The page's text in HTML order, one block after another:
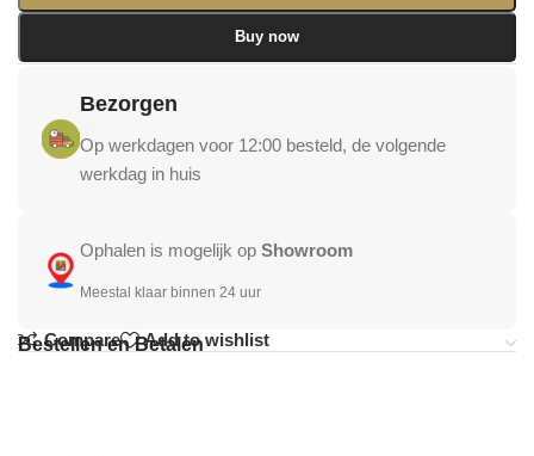
Buy now
Bezorgen
Op werkdagen voor 12:00 besteld, de volgende
werkdag in huis
Ophalen is mogelijk op Showroom
Meestal klaar binnen 24 uur
Compare Add to wishlist
Bestellen en Betalen